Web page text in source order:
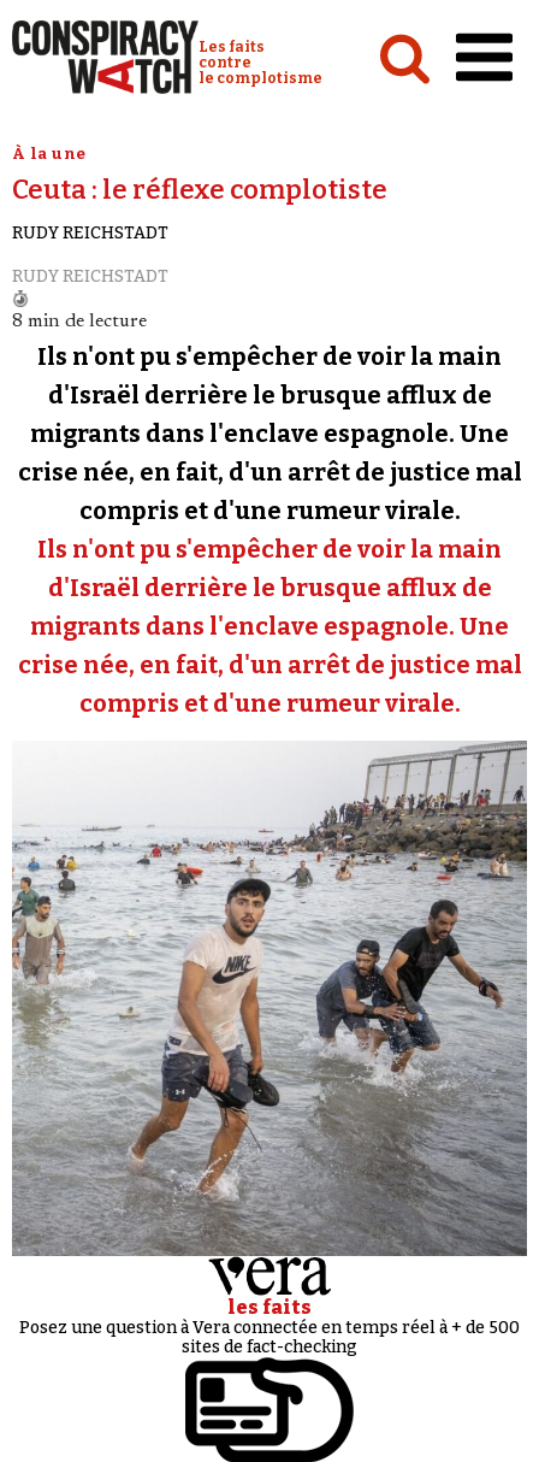
Conspiracy Watch :
Les faits
contre
le complotisme
Analyses
Conspipédia
Vidéos
Revues de presse
Newsletter
Faire un don
Demander à Vera
Se connecter
À la une
Ceuta : le réflexe complotiste
RUDY REICHSTADT
RUDY REICHSTADT
8 min de lecture
Ils n'ont pu s'empêcher de voir la main
d'Israël derrière le brusque afflux de
migrants dans l'enclave espagnole. Une
crise née, en fait, d'un arrêt de justice mal
compris et d'une rumeur virale.
Ils n'ont pu s'empêcher de voir la main
d'Israël derrière le brusque afflux de
migrants dans l'enclave espagnole. Une
crise née, en fait, d'un arrêt de justice mal
compris et d'une rumeur virale.
les faits
Posez une question à Vera connectée en temps réel à + de 500
sites de fact-checking